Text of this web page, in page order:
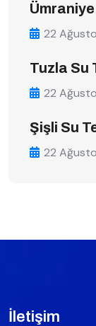
22
Tuzla Su
22
Şişli Su
22
İletişim